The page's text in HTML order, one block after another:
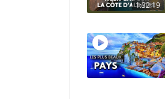
1:32:19